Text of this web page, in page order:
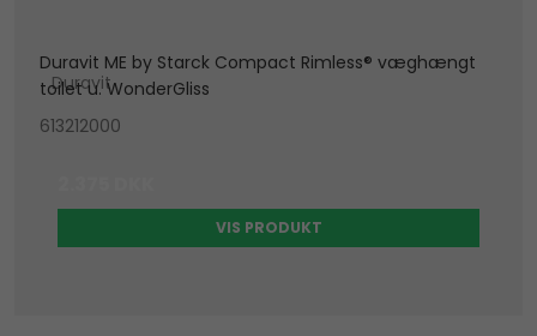
Duravit ME by Starck Compact Rimless® væghængt
toilet u. WonderGliss
Duravit
613212000
VIS PRODUKT